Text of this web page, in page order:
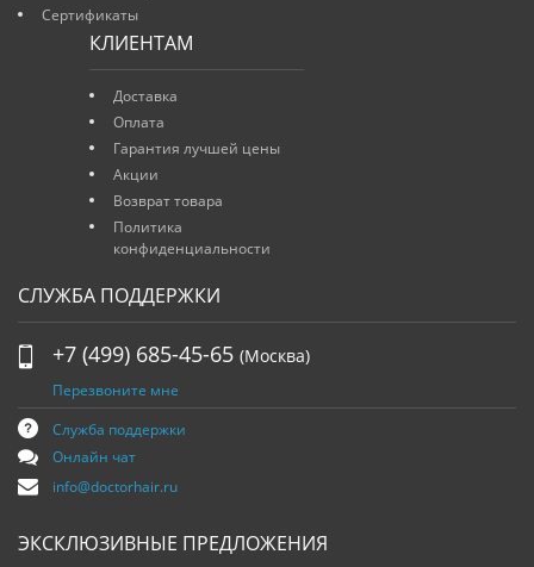
Сертификаты
КЛИЕНТАМ
Доставка
Оплата
Гарантия лучшей цены
Акции
Возврат товара
Политика
конфиденциальности
СЛУЖБА ПОДДЕРЖКИ
+7 (499) 685-45-65 (Москва)
Перезвоните мне
Служба поддержки
Онлайн чат
info@doctorhair.ru
ЭКСКЛЮЗИВНЫЕ ПРЕДЛОЖЕНИЯ